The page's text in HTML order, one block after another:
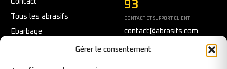
Gérer le consentement
Tous les abrasifs
Ebarbage
93
CONTACT ET SUPPORT CLIENT
contact@abrasifs.com
Du Lundi au Vendredi